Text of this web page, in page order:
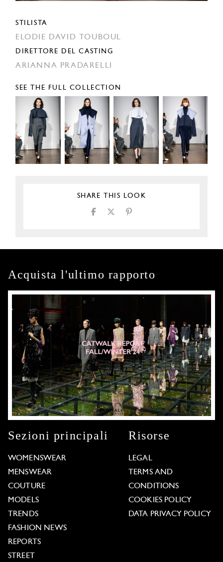
STILISTA
ELODIE DAVID TOUBOUL
DIRETTORE DEL CASTING
ARIANNA PRADARELLI
SEE THE FULL COLLECTION
SHARE THIS LOOK
Acquista l'ultimo rapporto
Sezioni principali
WOMENSWEAR
MENSWEAR
COUTURE
MODELS
TRENDS
FASHION NEWS
REPORTS
STREET
Risorse
LEGAL
TERMS AND
CONDITIONS
COOKIES POLICY
DATA PRIVACY POLICY